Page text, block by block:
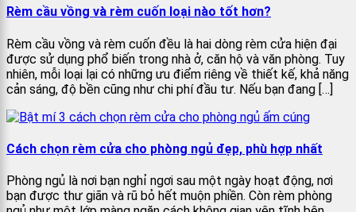
Rèm cầu vồng và rèm cuốn loại nào tốt hơn?
Rèm cầu vồng và rèm cuốn đều là hai dòng rèm cửa hiện đại
được sử dụng phổ biến trong nhà ở, căn hộ và văn phòng. Tuy
nhiên, mỗi loại lại có những ưu điểm riêng về thiết kế, khả năng
cản sáng, độ bền cũng như chi phí đầu tư. Nếu bạn đang […]
Cách chọn rèm cửa cho phòng ngủ đẹp, phù hợp nhất
Phòng ngủ là nơi bạn nghỉ ngơi sau một ngày hoạt động, nơi
bạn được thư giãn và rũ bỏ hết muộn phiền. Còn rèm phòng